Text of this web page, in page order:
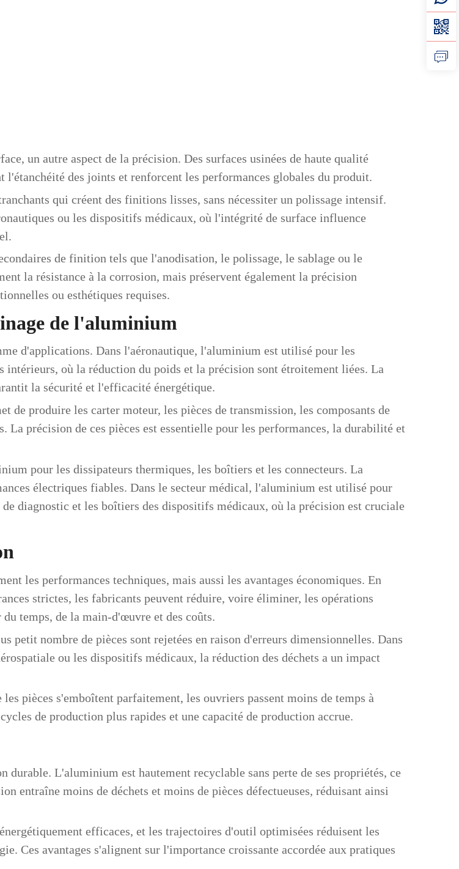
un autre aspect de la précision. Des surfaces usinées de haute qualité
des joints et renforcent les performances globales du produit.
qui créent des finitions lisses, sans nécessiter un polissage intensif.
ou les dispositifs médicaux, où l'intégrité de surface influence
de finition tels que l'anodisation, le polissage, le sablage ou le
la résistance à la corrosion, mais préservent également la précision
ou esthétiques requises.
de l'aluminium
d'applications. Dans l'aéronautique, l'aluminium est utilisé pour les
intérieurs, où la réduction du poids et la précision sont étroitement liées. La
la sécurité et l'efficacité énergétique.
produire les carter moteur, les pièces de transmission, les composants de
précision de ces pièces est essentielle pour les performances, la durabilité et
pour les dissipateurs thermiques, les boîtiers et les connecteurs. La
électriques fiables. Dans le secteur médical, l'aluminium est utilisé pour
diagnostic et les boîtiers des dispositifs médicaux, où la précision est cruciale
les performances techniques, mais aussi les avantages économiques. En
strictes, les fabricants peuvent réduire, voire éliminer, les opérations
temps, de la main-d'œuvre et des coûts.
petit nombre de pièces sont rejetées en raison d'erreurs dimensionnelles. Dans
ou les dispositifs médicaux, la réduction des déchets a un impact
pièces s'emboîtent parfaitement, les ouvriers passent moins de temps à
de production plus rapides et une capacité de production accrue.
L'aluminium est hautement recyclable sans perte de ses propriétés, ce
entraîne moins de déchets et moins de pièces défectueuses, réduisant ainsi
efficaces, et les trajectoires d'outil optimisées réduisent les
Ces avantages s'alignent sur l'importance croissante accordée aux pratiques